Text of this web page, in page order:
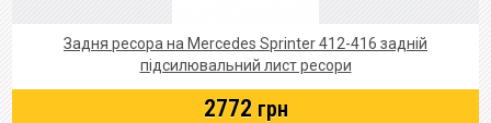
Задня ресора на Mercedes Sprinter 412-416 задній
підсилювальний лист ресори
2772 грн